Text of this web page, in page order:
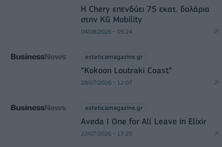
Η Chery επενδύει 75 εκατ. δολάρια
στην KG Mobility
04/08/2026 - 09:24
esteticamagazine.gr
“Kokoon Loutraki Coast”
28/07/2026 - 12:07
esteticamagazine.gr
Aveda I One for All Leave in Elixir
22/07/2026 - 13:20